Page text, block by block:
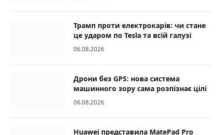
Трамп проти електрокарів: чи стане
це ударом по Tesla та всій галузі
06.08.2026
Дрони без GPS: нова система
машинного зору сама розпізнає цілі
06.08.2026
Huawei представила MatePad Pro